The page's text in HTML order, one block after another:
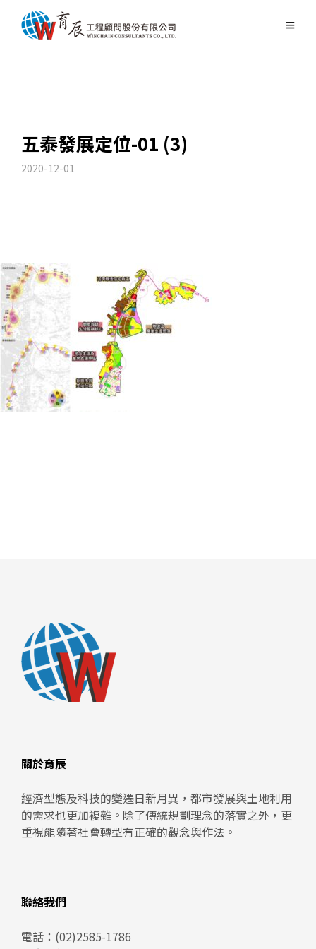
五泰發展定位-01 (3)
2020-12-01
關於育辰
經濟型態及科技的變遷日新月異，都市發展與土地利用
的需求也更加複雜。除了傳統規劃理念的落實之外，更
重視能隨著社會轉型有正確的觀念與作法。
聯絡我們
電話： (02)2585-1786